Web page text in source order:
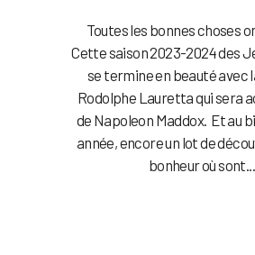
Toutes les bonnes choses
Cette saison 2023-2024 des
se termine en beauté avec
Rodolphe Lauretta qui sera
de Napoleon Maddox. Et au
année, encore un lot de
bonheur où sont...